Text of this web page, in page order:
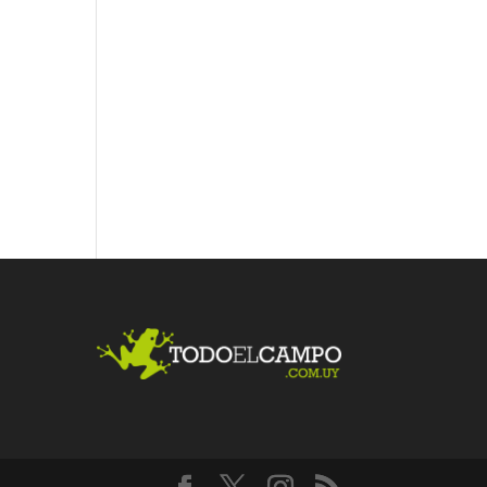
Fac
ebo
Twit
ter